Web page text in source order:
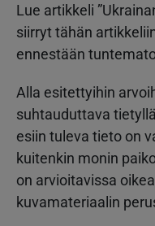
Lue artikkeli
siirryt tähän
ennestään
Alla esitettyihin
suhtauduttava
esiin tuleva tieto on
kuitenkin monin
on arvioitavissa
kuvamateriaalin